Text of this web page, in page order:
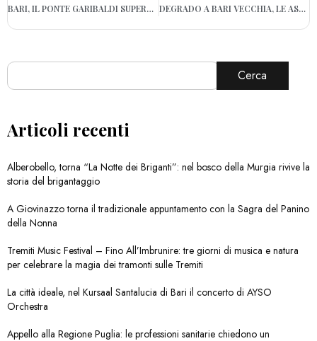
BARI, IL PONTE GARIBALDI SUPERA LA NOTTE DEI TEST E VIENE RIAPERTO AL TRAFFICO DEGRADO A BARI VECCHIA, LE ASSOCIAZIONI: “SUBITO INTERVENTI”
Cerca
Articoli recenti
Alberobello, torna “La Notte dei Briganti”: nel bosco della Murgia rivive la
storia del brigantaggio
A Giovinazzo torna il tradizionale appuntamento con la Sagra del Panino
della Nonna
Tremiti Music Festival – Fino All’Imbrunire: tre giorni di musica e natura
per celebrare la magia dei tramonti sulle Tremiti
La città ideale, nel Kursaal Santalucia di Bari il concerto di AYSO
Orchestra
Appello alla Regione Puglia: le professioni sanitarie chiedono un